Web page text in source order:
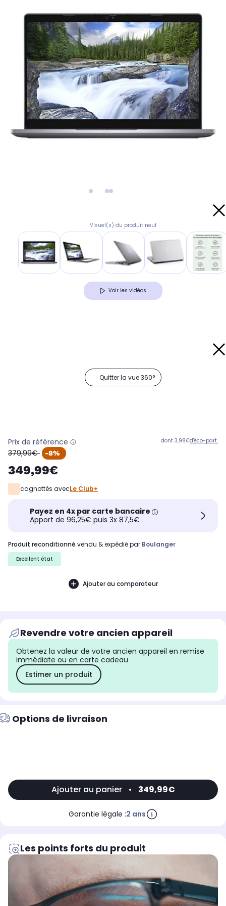
Visuel(s) du produit neuf
Voir les vidéos
Quitter la vue 360°
Prix de référence
oldPrice
379,99€ -8%
349,99€
dont 3,98€d'éco-part.
cagnottés avecLe Club+
Payez en 4x par carte bancaire
Apport de 96,25€ puis 3x 87,5€
produit reconditionné vendu & expédié par Boulanger
Excellent état
Ajouter au comparateur
Revendre votre ancien appareil
Obtenez la valeur de votre ancien appareil en remise
immédiate ou en carte cadeau
Estimer un produit
Options de livraison
Ajouter au panier • 349,99€
Garantie légale :2 ans
Les points forts du produit